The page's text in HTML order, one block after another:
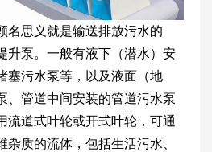
名思义就是输送排放污水的
升泵。一般有液下（潜水）安
塞污水泵等，以及液面（地
、管道中间安装的管道污水泵
流道式叶轮或开式叶轮，可通
质的流体，包括生活污水、